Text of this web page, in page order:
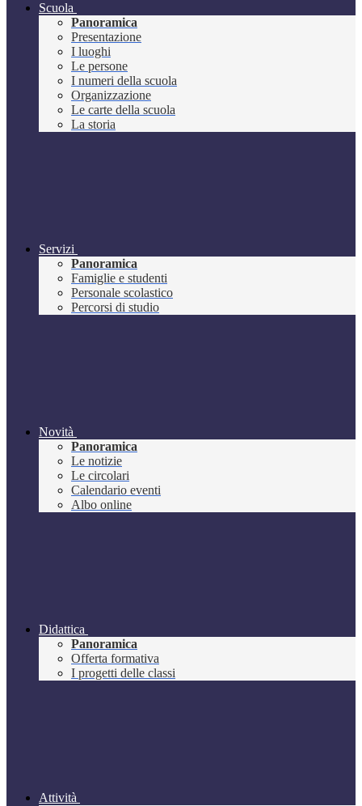
Scuola
Panoramica
Presentazione
I luoghi
Le persone
I numeri della scuola
Organizzazione
Le carte della scuola
La storia
Servizi
Panoramica
Famiglie e studenti
Personale scolastico
Percorsi di studio
Novità
Panoramica
Le notizie
Le circolari
Calendario eventi
Albo online
Didattica
Panoramica
Offerta formativa
I progetti delle classi
Attività